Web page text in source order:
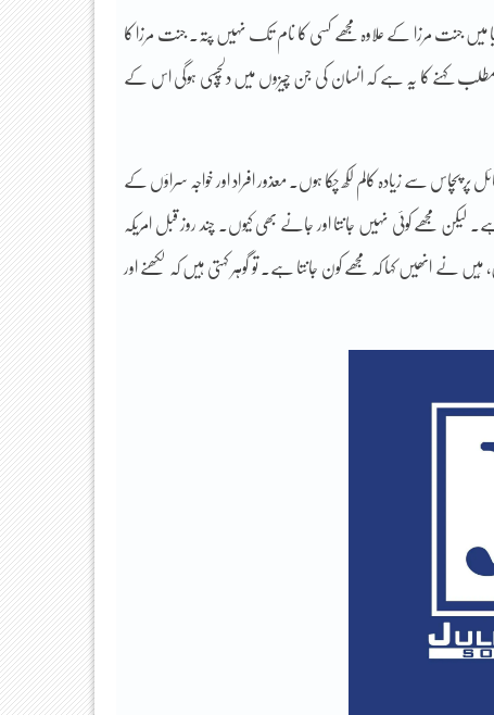
جنت مرزا کے علاوہ مجھے کسی کا نام تک نہیں پتہ۔ جنت مرزا کا
کہنے کا یہ ہے کہ انسان کی جن چیزوں میں دلچسپی ہوگی اس کے
پچاس سے زیادہ کالم لکھ چکا ہوں۔ معذور افراد اور خواجہ سراؤں کے
مجھے کوئی نہیں جانتا اور جانے بھی کیوں۔ چند روز قبل امریکہ
نے انھیں کہا کہ مجھے کون جانتا ہے۔ تو گوہر کہتی ہیں کہ لکھنے اور